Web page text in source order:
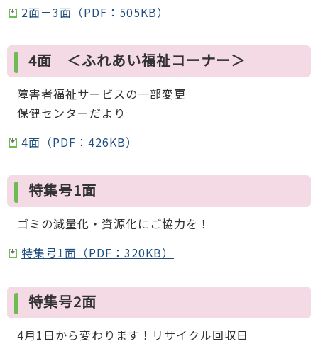
2面－3面（PDF：505KB）
4面 ＜ふれあい福祉コーナー＞
障害者福祉サービスの一部変更
保健センターだより
4面（PDF：426KB）
特集号1面
ゴミの減量化・資源化にご協力を！
特集号1面（PDF：320KB）
特集号2面
4月1日から変わります！リサイクル回収日